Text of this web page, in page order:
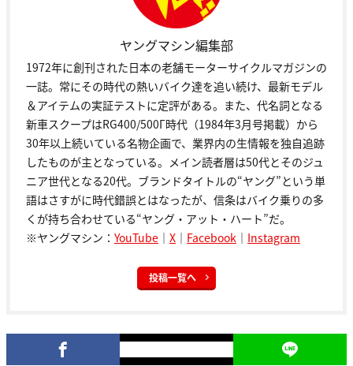
ヤングマシン編集部
1972年に創刊された日本の老舗モーターサイクルマガジンの
一誌。常にその時代の熱いバイク達を追い続け、最新モデル
＆アイテムの実証テストに定評がある。また、代名詞となる
新車スクープはRG400/500Γ時代（1984年3月号掲載）から
30年以上続いている名物企画で、業界内の生情報を独自追跡
したものが主となっている。メイン読者層は50代とそのジュ
ニア世代となる20代。ブランドタイトルの“ヤング”という単
語はさすがに時代錯誤とはなったが、信条はバイク乗りの多
くが持ち合わせている“ヤング・アット・ハート”だ。
※ヤングマシン： YouTube ｜ X ｜ Facebook ｜ Instagram
投稿一覧へ